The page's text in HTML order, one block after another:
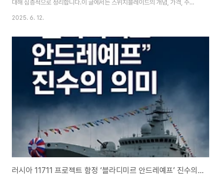
대해 심층적으로 정리합니다.이 글에서는 스위치블레이드의 개념, 가격, 주요
재원, 실제 운용 방식, 그리고 현대 전장에 미치는 파급력까지 정리합니다.1. 스
(AeroVironment)사가 개발한 로이터링 탄약(Loitering Munition), 즉 자
폭 드론입니다.정식 명칭은 드론이 아니라 ‘미사일’ 또는 ‘자폭 탄약’에 더 가깝
습니다.한 번 발사하면 회수하지 않고, 목표를 탐지·추적하다가 곧바로 자폭 공
격을 가하는 일회용 무기입니다.스위치블레이드는 300과 600 두 가지 모델
2025. 6. 12.
러시아 11711 프로젝트 함정 ‘블라디미르 안드레예프’ 진수의 의미